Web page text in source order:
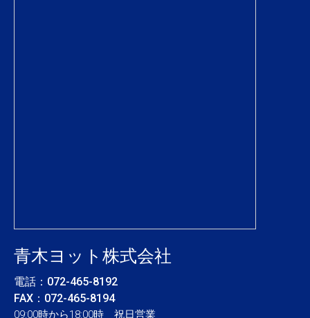
青木ヨット株式会社
電話： 072-465-8192
FAX：072-465-8194
09:00時から18:00時 祝日営業